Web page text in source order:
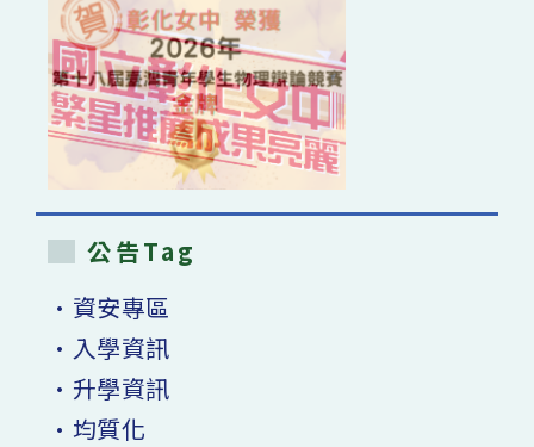
公告Tag
•資安專區
•入學資訊
•升學資訊
•均質化